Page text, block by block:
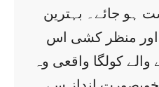
ہو جائے۔ بہترین
اور منظر کشی اس
کولگا واقعی وہ